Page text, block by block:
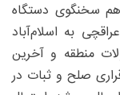
هم سخنگوی دستگاه
به اسلام‌آباد
منطقه و آخرین
صلح و ثبات در